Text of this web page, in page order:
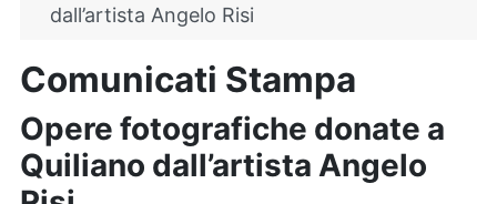
dall’artista Angelo Risi
Comunicati Stampa
Opere fotografiche donate a
Quiliano dall’artista Angelo